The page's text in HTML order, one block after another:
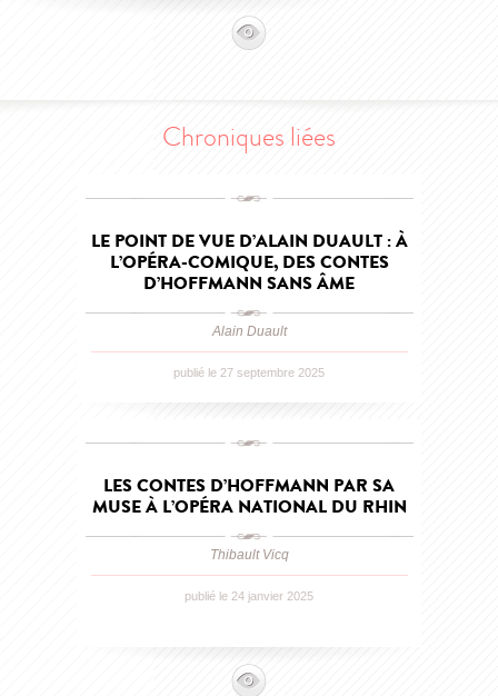
Chroniques liées
LE POINT DE VUE D’ALAIN DUAULT : À
L’OPÉRA-COMIQUE, DES CONTES
D’HOFFMANN SANS ÂME
Alain Duault
publié le 27 septembre 2025
LES CONTES D’HOFFMANN PAR SA
MUSE À L’OPÉRA NATIONAL DU RHIN
Thibault Vicq
publié le 24 janvier 2025